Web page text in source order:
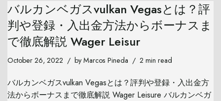
バルカンベガスvulkan Vegasとは？評
判や登録・入出金方法からボーナスま
で徹底解説 Wager Leisur
October 26, 2022 byMarcos Pineda 2 min read
バルカンベガスvulkan Vegasとは？評判や登録・入出金方
法からボーナスまで徹底解説 Wager Leisure バルカンベガ